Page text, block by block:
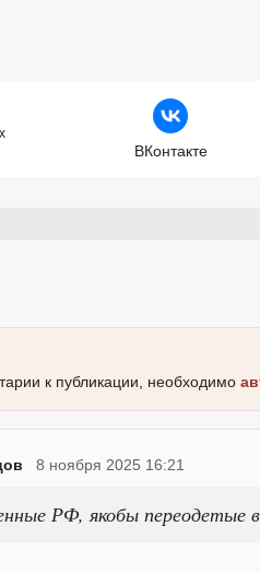
ВКонтакте
к публикации, необходимо
8 ноября 2025 16:21
РФ, якобы переодетые